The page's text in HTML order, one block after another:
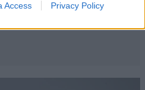
Access Privacy Policy